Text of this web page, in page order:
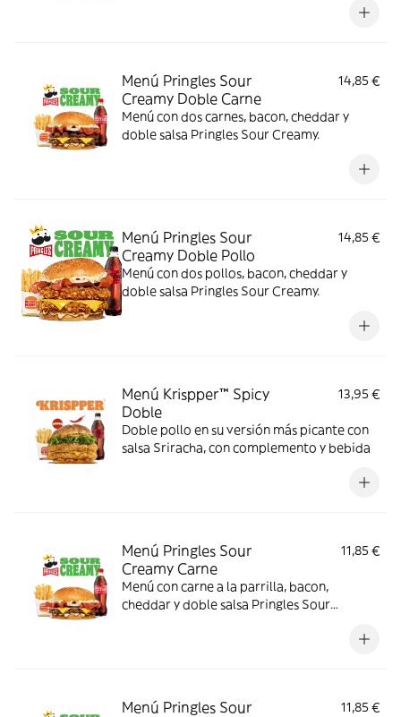
Menú Pringles Sour
Creamy Doble Carne
14,85 €
Menú con dos carnes, bacon, cheddar y
doble salsa Pringles Sour Creamy.
Menú Pringles Sour
Creamy Doble Pollo
14,85 €
Menú con dos pollos, bacon, cheddar y
doble salsa Pringles Sour Creamy.
Menú Krispper™ Spicy
Doble
13,95 €
Doble pollo en su versión más picante con
salsa Sriracha, con complemento y bebida
Menú Pringles Sour
Creamy Carne
11,85 €
Menú con carne a la parrilla, bacon,
cheddar y doble salsa Pringles Sour
Menú Pringles Sour
11,85 €